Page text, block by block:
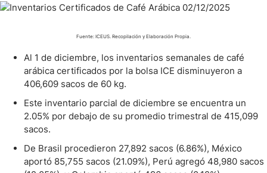
Fuente: ICEUS. Recopilación y Elaboración Propia.
Al 1 de diciembre, los inventarios semanales de café
arábica certificados por la bolsa ICE disminuyeron a
406,609 sacos de 60 kg.
Este inventario parcial de diciembre se encuentra un
2.05% por debajo de su promedio trimestral de 415,099
sacos.
De Brasil procedieron 27,892 sacos (6.86%), México
aportó 85,755 sacos (21.09%), Perú agregó 48,980 sacos